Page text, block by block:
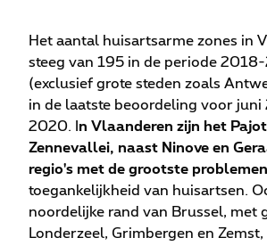
Het aantal huisartsarme zones in
steeg van 195 in de periode
(exclusief grote steden zoals
in de laatste beoordeling voor juni
2020. I n Vlaanderen zijn het
Zennevallei, naast Ninove en
regio's met de grootste problemen
toegankelijkheid van huisartsen.
noordelijke rand van Brussel, met
Londerzeel, Grimbergen en